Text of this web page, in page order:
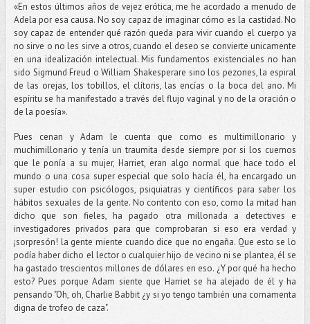
«En estos últimos años de vejez erótica, me he acordado a menudo de
Adela por esa causa. No soy capaz de imaginar cómo es la castidad. No
soy capaz de entender qué razón queda para vivir cuando el cuerpo ya
no sirve o no les sirve a otros, cuando el deseo se convierte unicamente
en una idealización intelectual. Mis fundamentos existenciales no han
sido Sigmund Freud o William Shakesperare sino los pezones, la espiral
de las orejas, los tobillos, el clítoris, las encías o la boca del ano. Mi
espíritu se ha manifestado a través del flujo vaginal y no de la oración o
de la poesía».
Pues cenan y Adam le cuenta que como es multimillonario y
muchimillonario y tenía un traumita desde siempre por si los cuernos
que le ponía a su mujer, Harriet, eran algo normal que hace todo el
mundo o una cosa super especial que solo hacía él, ha encargado un
super estudio con psicólogos, psiquiatras y científicos para saber los
hábitos sexuales de la gente. No contento con eso, como la mitad han
dicho que son fieles, ha pagado otra millonada a detectives e
investigadores privados para que comprobaran si eso era verdad y
¡sorpresón! la gente miente cuando dice que no engaña. Que esto se lo
podía haber dicho el lector o cualquier hijo de vecino ni se plantea, él se
ha gastado trescientos millones de dólares en eso. ¿Y por qué ha hecho
esto? Pues porque Adam siente que Harriet se ha alejado de él y ha
pensando "Oh, oh, Charlie Babbit ¿y si yo tengo también una cornamenta
digna de trofeo de caza".